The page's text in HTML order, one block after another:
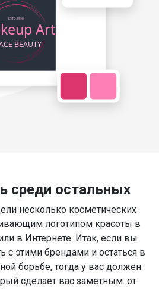
среди остальных
несколько косметических
логотипом красоты в
в Интернете. Итак, если вы
с этими брендами и остаться в
борьбе, тогда у вас должен
сделает вас заметным. от